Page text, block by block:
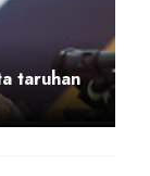
taruhan